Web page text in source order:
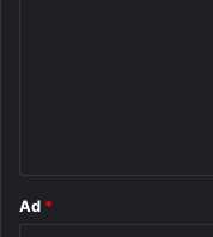
Ad *